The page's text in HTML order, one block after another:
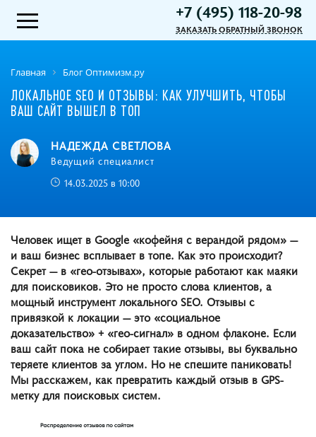
+7 (495) 118-20-98
ЗАКАЗАТЬ ОБРАТНЫЙ ЗВОНОК
Главная Блог Оптимизм.ру
ЛОКАЛЬНОЕ SEO И ОТЗЫВЫ: КАК УЛУЧШИТЬ, ЧТОБЫ
ВАШ САЙТ ВЫШЕЛ В ТОП
НАДЕЖДА СВЕТЛОВА
Ведущий специалист
14.03.2025 в 10:00
Человек ищет в Google «кофейня с верандой рядом» —
и ваш бизнес всплывает в топе. Как это происходит?
Секрет — в «гео-отзывах», которые работают как маяки
для поисковиков. Это не просто слова клиентов, а
мощный инструмент локального SEO. Отзывы с
привязкой к локации — это «социальное
доказательство» + «гео-сигнал» в одном флаконе. Если
ваш сайт пока не собирает такие отзывы, вы буквально
теряете клиентов за углом. Но не спешите паниковать!
Мы расскажем, как превратить каждый отзыв в GPS-
метку для поисковых систем.